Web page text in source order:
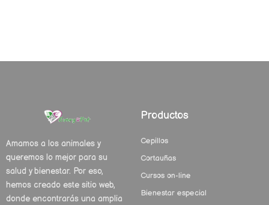
Amamos a los animales y
queremos lo mejor para su
salud y bienestar. Por eso,
hemos creado este sitio web,
donde encontrarás una amplia
Productos
Cepillos
Cortauñas
Cursos on-line
Bienestar especial